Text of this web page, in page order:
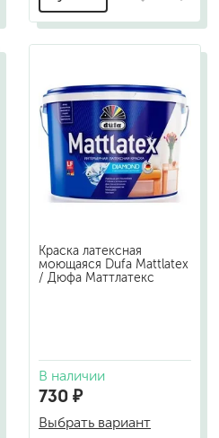
Краска латексная
моющаяся Dufa Mattlatex
/ Дюфа Маттлатекс
В наличии
730 ₽
Выбрать вариант